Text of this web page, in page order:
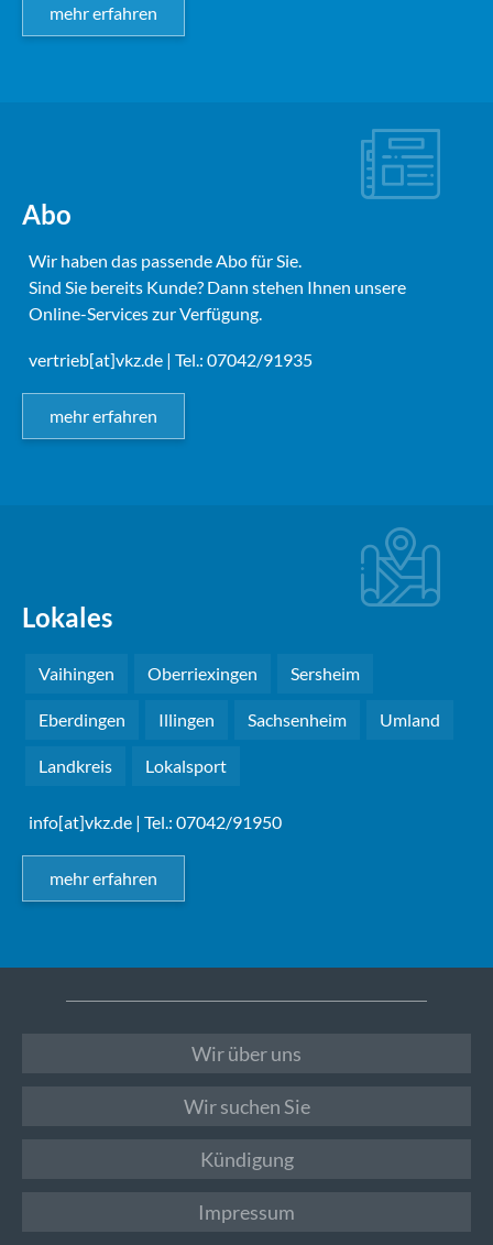
mehr erfahren
Abo
Wir haben das passende Abo für Sie.
Sind Sie bereits Kunde? Dann stehen Ihnen unsere
Online-Services zur Verfügung.
vertrieb[at]vkz.de | Tel.: 07042/91935
mehr erfahren
Lokales
Vaihingen Oberriexingen Sersheim
Eberdingen Illingen Sachsenheim Umland
Landkreis Lokalsport
info[at]vkz.de | Tel.: 07042/91950
mehr erfahren
Wir über uns
Wir suchen Sie
Kündigung
Impressum